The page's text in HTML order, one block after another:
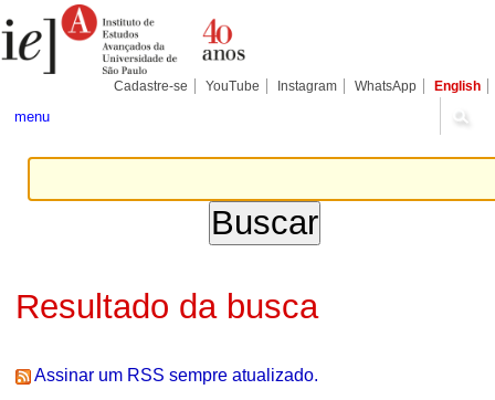
para
conteúdo.
Pessoais
Cadastre-se YouTube Instagram WhatsApp English
menu
Resultado da busca
Assinar um RSS sempre atualizado.